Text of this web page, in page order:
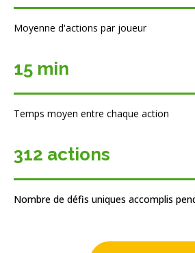
Moyenne d'actions par joueur
15 min
Temps moyen entre chaque action
312 actions
Nombre de défis uniques accomplis